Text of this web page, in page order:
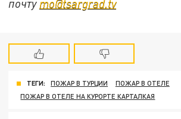
почту mo@tsargrad.tv
ТЕГИ: ПОЖАР В ТУРЦИИ
ПОЖАР В ОТЕЛЕ
ПОЖАР В ОТЕЛЕ НА КУРОРТЕ КАРТАЛКАЯ